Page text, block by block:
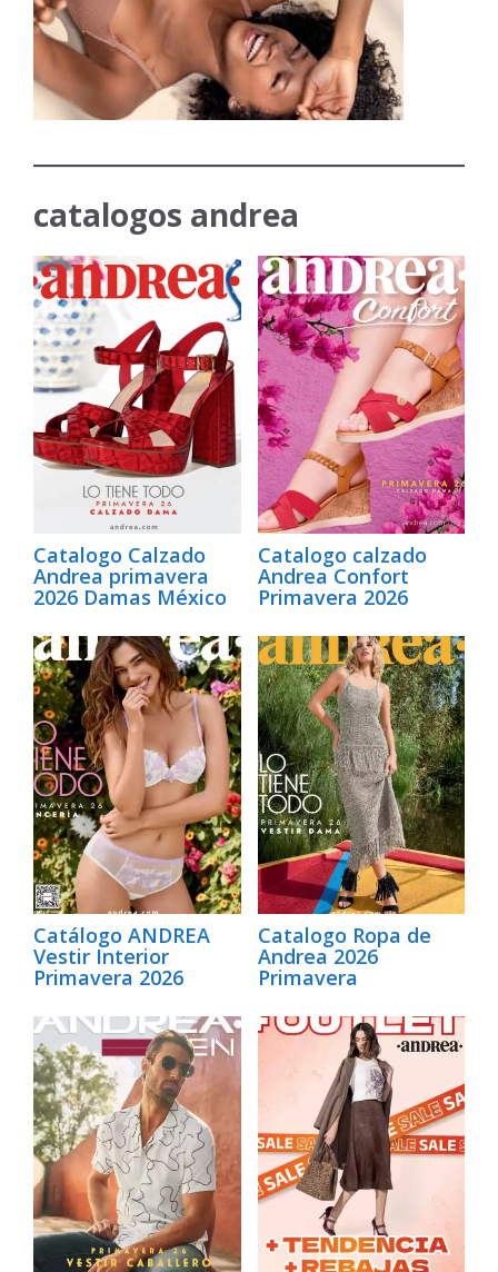
catalogos andrea
Catalogo Calzado
Andrea primavera
2026 Damas México
Catalogo calzado
Andrea Confort
Primavera 2026
Catálogo ANDREA
Vestir Interior
Primavera 2026
Catalogo Ropa de
Andrea 2026
Primavera